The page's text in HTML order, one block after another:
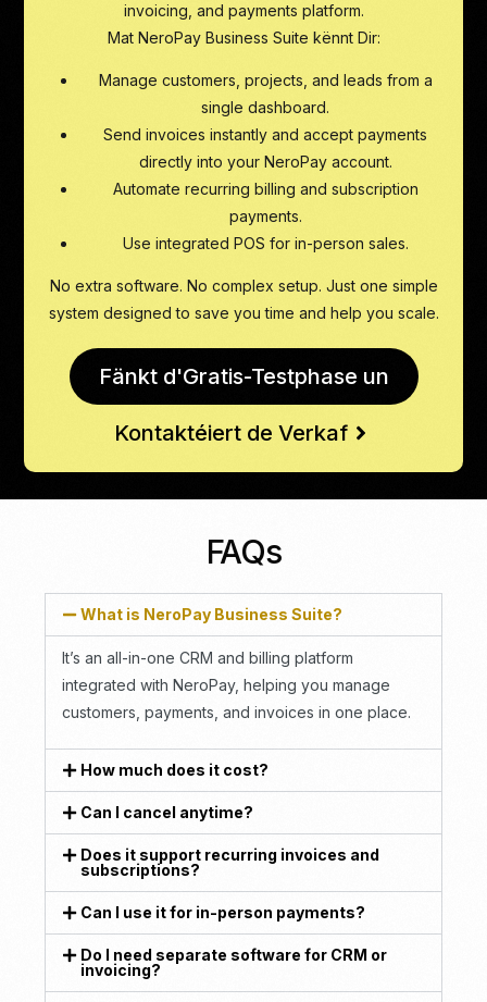
invoicing, and payments platform.
Mat NeroPay Business Suite kënnt Dir:
Manage customers, projects, and leads from a
single dashboard.
Send invoices instantly and accept payments
directly into your NeroPay account.
Automate recurring billing and subscription
payments.
Use integrated POS for in-person sales.
No extra software. No complex setup. Just one simple
system designed to save you time and help you scale.
Fänkt d'Gratis-Testphase un
Kontaktéiert de Verkaf
FAQs
What is NeroPay Business Suite?
It’s an all-in-one CRM and billing platform
integrated with NeroPay, helping you manage
customers, payments, and invoices in one place.
How much does it cost?
Can I cancel anytime?
Does it support recurring invoices and
subscriptions?
Can I use it for in-person payments?
Do I need separate software for CRM or
invoicing?